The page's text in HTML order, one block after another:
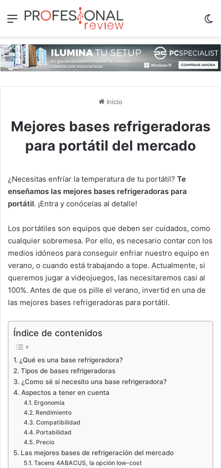
Menú
Inicio
Mejores bases refrigeradoras
para portátil del mercado
¿Necesitas enfríar la temperatura de tu portátil? Te
enseñamos las mejores bases refrigeradoras para
portátil. ¡Entra y conócelas al detalle!
Los portátiles son equipos que deben ser cuidados, como
cualquier sobremesa. Por ello, es necesario contar con los
medios idóneos para conseguir enfriar nuestro equipo en
verano, o cuando está trabajando a tope. Actualmente, si
queremos jugar a videojuegos, las necesitaremos casi al
100%. Antes de que os pille el verano, invertid en una de
las mejores bases refrigeradoras para portátil.
Índice de contenidos
¿Qué es una base refrigeradora?
Tipos de bases refrigeradoras
¿Como sé si necesito una base refrigeradora?
Aspectos a tener en cuenta
Ergonomía
Rendimiento
Compatibilidad
Portabilidad
Precio
Las mejores bases de refrigeración del mercado
Tacens 4ABACUS, la opción low-cost